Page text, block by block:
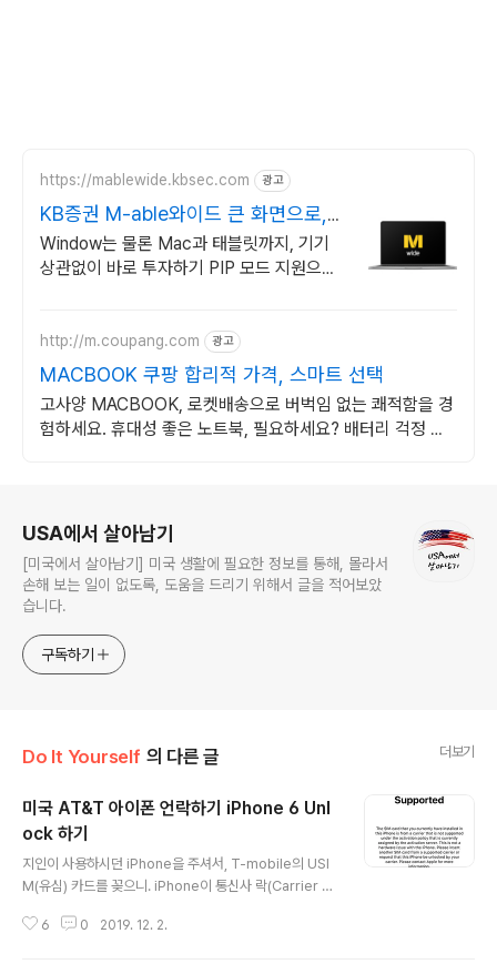
https://mablewide.kbsec.com 광고
KB증권 M-able와이드 큰 화면으로,
언제 어디서나
Window는 물론 Mac과 태블릿까지, 기기
상관없이 바로 투자하기 PIP 모드 지원으로
http://m.coupang.com 광고
MACBOOK 쿠팡 합리적 가격, 스마트 선택
고사양 MACBOOK, 로켓배송으로 버벅임 없는 쾌적함을 경
험하세요. 휴대성 좋은 노트북, 필요하세요? 배터리 걱정 없
USA에서 살아남기
[미국에서 살아남기] 미국 생활에 필요한 정보를 통해, 몰라서
손해 보는 일이 없도록, 도움을 드리기 위해서 글을 적어보았
습니다.
구독하기
Do It Yourself 의 다른 글 더보기
미국 AT&T 아이폰 언락하기 iPhone 6 Unl
ock 하기
지인이 사용하시던 iPhone을 주셔서, T-mobile의 USI
M(유심) 카드를 꽂으니. iPhone이 통신사 락(Carrier L
니다. 받은 폰이 AT&T 통신사 락이 걸려있어서, 당장 T-
6 0 2019. 12. 2.